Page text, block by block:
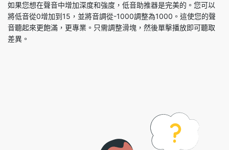
如果您想在聲音中增加深度和強度，低音助推器是完美的。您可以
將低音從0增加到15，並將音調從-1000調整為1000。這使您的聲
音聽起來更飽滿，更專業。只需調整滑塊，然後單擊播放即可聽取
差異。